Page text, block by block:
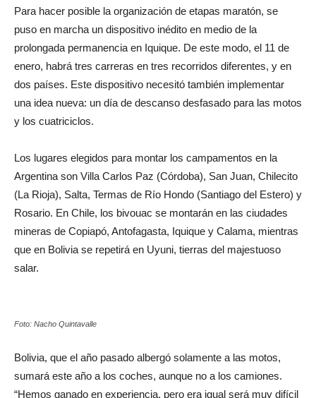
Para hacer posible la organización de etapas maratón, se
puso en marcha un dispositivo inédito en medio de la
prolongada permanencia en Iquique. De este modo, el 11 de
enero, habrá tres carreras en tres recorridos diferentes, y en
dos países. Este dispositivo necesitó también implementar
una idea nueva: un día de descanso desfasado para las motos
y los cuatriciclos.
Los lugares elegidos para montar los campamentos en la
Argentina son Villa Carlos Paz (Córdoba), San Juan, Chilecito
(La Rioja), Salta, Termas de Río Hondo (Santiago del Estero) y
Rosario. En Chile, los bivouac se montarán en las ciudades
mineras de Copiapó, Antofagasta, Iquique y Calama, mientras
que en Bolivia se repetirá en Uyuni, tierras del majestuoso
salar.
Foto: Nacho Quintavalle
Bolivia, que el año pasado albergó solamente a las motos,
sumará este año a los coches, aunque no a los camiones.
“Hemos ganado en experiencia, pero era igual será muy difícil